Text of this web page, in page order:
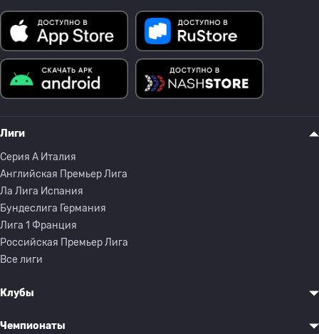
Лиги
Серия A Италия
Английская Премьер Лига
Ла Лига Испания
Бундеслига Германия
Лига 1 Франция
Российская Премьер Лига
Все лиги
Клубы
Чемпионаты